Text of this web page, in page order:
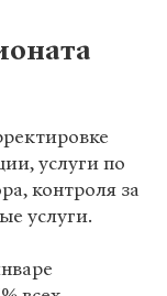
услуги по
контроля за
услуги.